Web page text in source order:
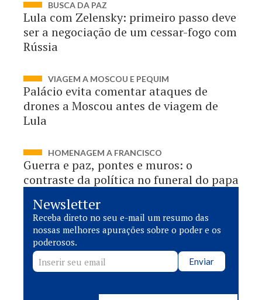
BUSCA DA PAZ
Lula com Zelensky: primeiro passo deve
ser a negociação de um cessar-fogo com
Rússia
VIAGEM A MOSCOU E PEQUIM
Palácio evita comentar ataques de
drones a Moscou antes de viagem de
Lula
HOMENAGEM A FRANCISCO
Guerra e paz, pontes e muros: o
contraste da política no funeral do papa
Newsletter
Receba direto no seu e-mail um resumo das
nossas melhores apurações sobre o poder e os
poderosos.
Enviar